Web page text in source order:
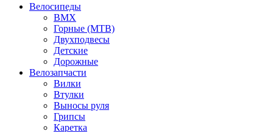
Велосипеды
BMX
Горные (MTB)
Двухподвесы
Детские
Дорожные
Велозапчасти
Вилки
Втулки
Выносы руля
Грипсы
Каретка